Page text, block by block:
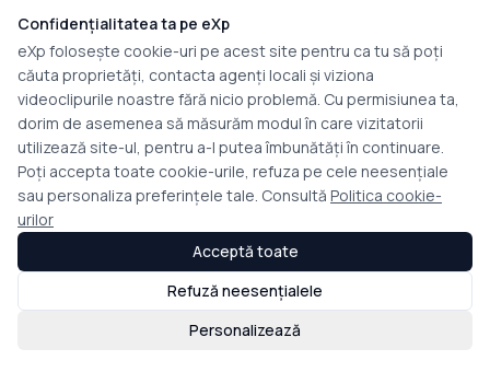
Confidențialitatea ta pe eXp
eXp folosește cookie-uri pe acest site pentru ca tu să poți
căuta proprietăți, contacta agenți locali și viziona
videoclipurile noastre fără nicio problemă. Cu permisiunea ta,
dorim de asemenea să măsurăm modul în care vizitatorii
utilizează site-ul, pentru a-l putea îmbunătăți în continuare.
Poți accepta toate cookie-urile, refuza pe cele neesențiale
sau personaliza preferințele tale. Consultă Politica cookie-
urilor
Personalizează
Refuză neesențialele
Acceptă toate